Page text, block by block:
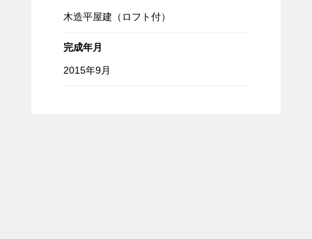
木造平屋建（ロフト付）
完成年月
2015年9月